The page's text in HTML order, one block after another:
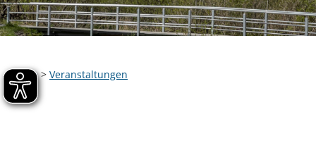
Home> Veranstaltungen